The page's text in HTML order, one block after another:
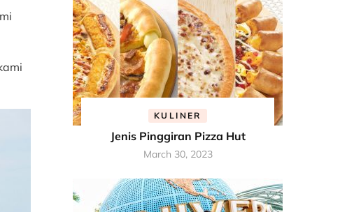
KULINER
Jenis Pinggiran Pizza Hut
March 30, 2023